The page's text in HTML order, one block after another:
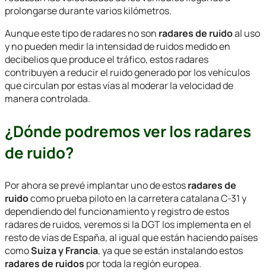
prolongarse durante varios kilómetros.
Aunque este tipo de radares no son radares de ruidoal uso
y no pueden medir la intensidad de ruidos medido en
decibelios que produce el tráfico, estos radares
contribuyen a reducir el ruido generado por los vehículos
que circulan por estas vías al moderar la velocidad de
manera controlada.
¿Dónde podremos ver los radares
de ruido?
Por ahora se prevé implantar uno de estosradares de
ruidocomo prueba piloto en la carretera catalana C-31 y
dependiendo del funcionamiento y registro de estos
radares de ruidos, veremos si la DGT los implementa en el
resto de vías de España, al igual que están haciendo países
comoSuiza y Francia, ya que se están instalando estos
radares de ruidos por toda la región europea.